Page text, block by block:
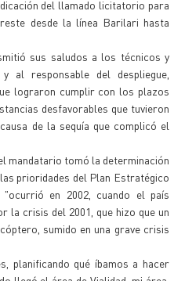
del llamado licitatorio para
desde la línea Barilari hasta
sus saludos a los técnicos y
al responsable del despliegue,
lograron cumplir con los plazos
desfavorables que tuvieron
de la sequía que complicó el
mandatario tomó la determinación
prioridades del Plan Estratégico
"ocurrió en 2002, cuando el país
la crisis del 2001, que hizo que un
sumido en una grave crisis
planificando qué íbamos a hacer